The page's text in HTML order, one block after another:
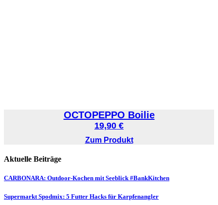
OCTOPEPPO Boilie
19,90 €
Zum Produkt
Aktuelle Beiträge
CARBONARA: Outdoor-Kochen mit Seeblick #BankKitchen
Supermarkt Spodmix: 5 Futter Hacks für Karpfenangler